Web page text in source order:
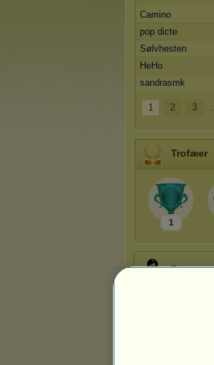
Camino
pop dicte
Sølvhesten
HeHo
sandrasmk
1 2 3
Trofæer
1